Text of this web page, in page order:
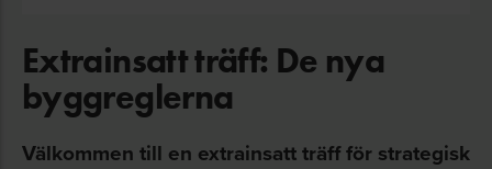
Extrainsatt träff: De nya
byggreglerna
Välkommen till en extrainsatt träff för strategisk